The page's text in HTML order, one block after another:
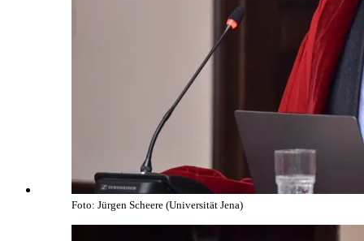
Foto: Jürgen Scheere (Universität Jena)